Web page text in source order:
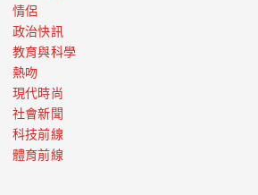
情侶
政治快訊
教育與科學
熱吻
現代時尚
社會新聞
科技前線
體育前線